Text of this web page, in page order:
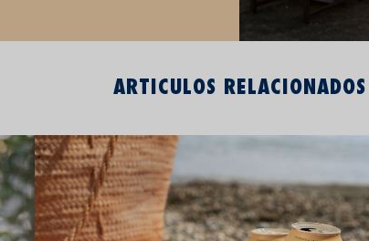
ARTICULOS RELACIONADOS